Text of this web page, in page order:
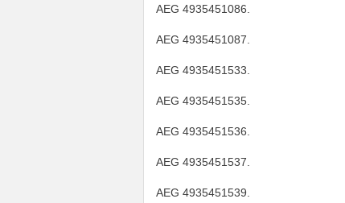
AEG 4935451086.
AEG 4935451087.
AEG 4935451533.
AEG 4935451535.
AEG 4935451536.
AEG 4935451537.
AEG 4935451539.